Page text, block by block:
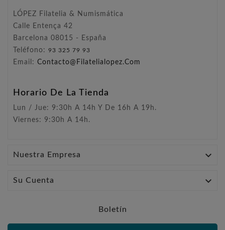
LÓPEZ Filatelia & Numismática
Calle Entença 42
Barcelona 08015 - España
Teléfono: 93 325 79 93
Email: Contacto@filatelialopez.com
Horario De La Tienda
Lun / Jue: 9:30h A 14h Y De 16h A 19h.
Viernes: 9:30h A 14h.
Nuestra Empresa 
Su Cuenta 
Boletín